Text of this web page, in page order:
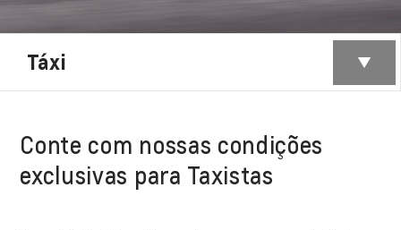
Táxi
Conte com nossas condições
exclusivas para Taxistas